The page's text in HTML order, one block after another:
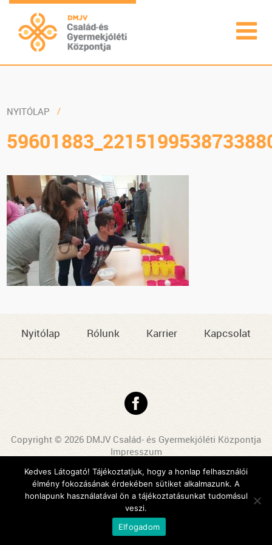
NYITÓLAP
Nyitólap Rólunk Karrier Kapcsolat
Copyright © 2026 DMJV Család- és Gyermekjóléti Központja
Impresszum
Arculattervezés, honlaptervezés: Kreatív Vonalak
Kedves Látogató! Tájékoztatjuk, hogy a honlap felhasználói
élmény fokozásának érdekében sütiket alkalmazunk. A
honlapunk használatával ön a tájékoztatásunkat tudomásul
veszi.
Elfogadom